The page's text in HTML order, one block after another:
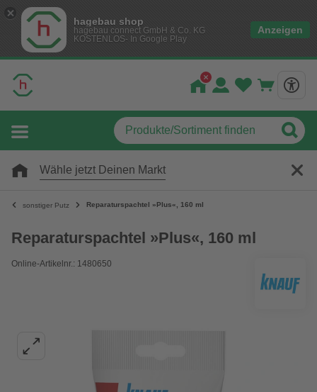
hagebau shop
hagebau connect GmbH & Co. KG
KOSTENLOS- In Google Play
Anzeigen
Wähle jetzt Deinen Markt
sonstiger Putz Reparaturspachtel »Plus«, 160 ml
Reparaturspachtel »Plus«, 160 ml
Online-Artikelnr.: 1480650